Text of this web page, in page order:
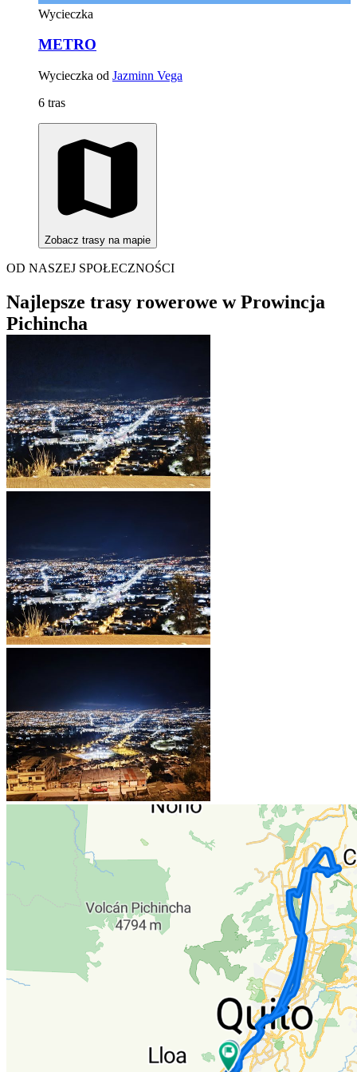
Wycieczka
METRO
Wycieczka od Jazminn Vega
6 tras
Zobacz trasy na mapie
OD NASZEJ SPOŁECZNOŚCI
Najlepsze trasy rowerowe w Prowincja
Pichincha